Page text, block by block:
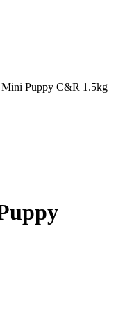
Puppy C&R 1.5kg